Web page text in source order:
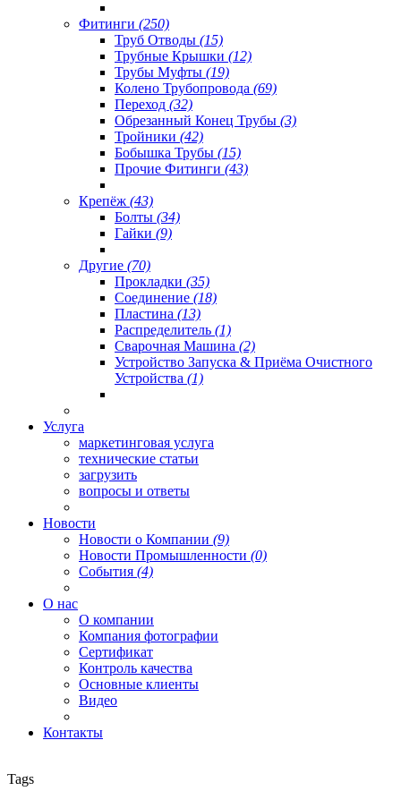
Фитинги (250)
Труб Отводы (15)
Трубные Крышки (12)
Трубы Муфты (19)
Колено Трубопровода (69)
Переход (32)
Обрезанный Конец Трубы (3)
Тройники (42)
Бобышка Трубы (15)
Прочие Фитинги (43)
Крепёж (43)
Болты (34)
Гайки (9)
Другие (70)
Прокладки (35)
Соединение (18)
Пластина (13)
Распределитель (1)
Сварочная Машина (2)
Устройство Запуска & Приёма Очистного
Устройства (1)
Услуга
маркетинговая услуга
технические статьи
загрузить
вопросы и ответы
Новости
Новости о Компании (9)
Новости Промышленности (0)
События (4)
О нас
О компании
Компания фотографии
Сертификат
Контроль качества
Основные клиенты
Видео
Контакты
Tags